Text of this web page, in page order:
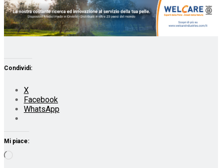
Condividi:
X
Facebook
WhatsApp
Mi piace: